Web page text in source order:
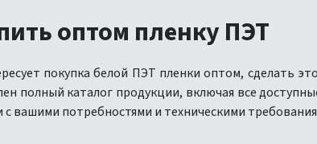
оптом пленку ПЭТ
покупка белой ПЭТ пленки оптом, сделать
полный каталог продукции, включая все
с вашими потребностями и техническими